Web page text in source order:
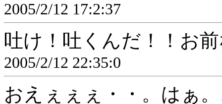
2005/2/12 17:2:37
吐け！吐くんだ！！お
2005/2/12 22:35:0
おえぇぇぇ・・。はぁ